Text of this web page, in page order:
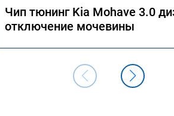
Чип тюнинг Kia Mohave 3.0
отключение мочевины